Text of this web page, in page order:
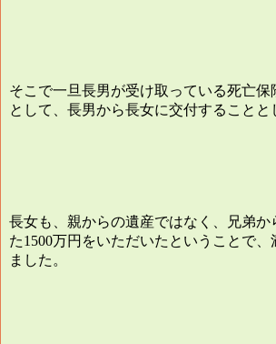
そこで一旦長男が受け取っている死亡
として、長男から長女に交付することと
長女も、親からの遺産ではなく、兄弟か
た1500万円をいただいたということで、
ました。